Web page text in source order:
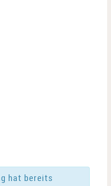
hat bereits